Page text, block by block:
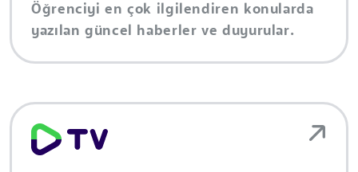
Öğrenciyi en çok ilgilendiren konularda
yazılan güncel haberler ve duyurular.